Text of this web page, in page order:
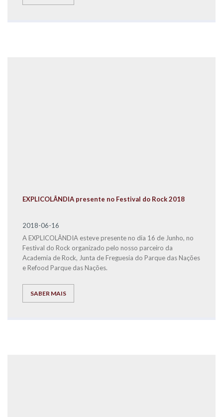
EXPLICOLÂNDIA presente no Festival do Rock 2018
2018-06-16
A EXPLICOLÂNDIA esteve presente no dia 16 de Junho, no
Festival do Rock organizado pelo nosso parceiro da
Academia de Rock, Junta de Freguesia do Parque das Nações
e Refood Parque das Nações.
SABER MAIS